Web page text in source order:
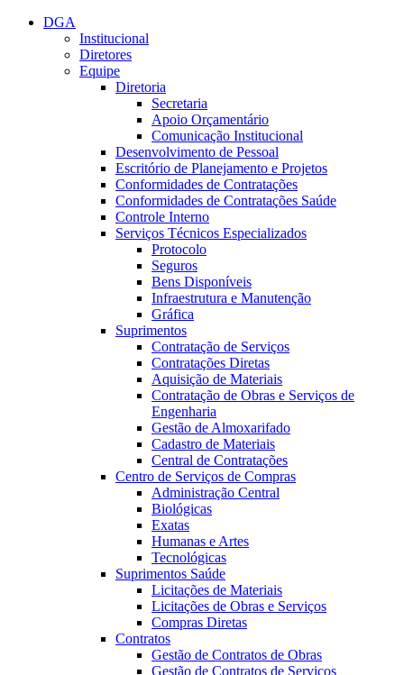
Conteúdo principal
DGA
Institucional
Diretores
Equipe
Diretoria
Secretaria
Apoio Orçamentário
Comunicação Institucional
Desenvolvimento de Pessoal
Escritório de Planejamento e Projetos
Conformidades de Contratações
Conformidades de Contratações Saúde
Controle Interno
Serviços Técnicos Especializados
Protocolo
Seguros
Bens Disponíveis
Infraestrutura e Manutenção
Gráfica
Suprimentos
Contratação de Serviços
Contratações Diretas
Aquisição de Materiais
Contratação de Obras e Serviços de
Engenharia
Gestão de Almoxarifado
Cadastro de Materiais
Central de Contratações
Centro de Serviços de Compras
Administração Central
Biológicas
Exatas
Humanas e Artes
Tecnológicas
Suprimentos Saúde
Licitações de Materiais
Licitações de Obras e Serviços
Compras Diretas
Contratos
Gestão de Contratos de Obras
Gestão de Contratos de Serviços